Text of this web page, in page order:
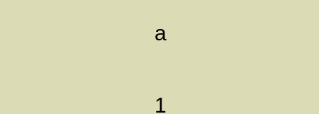
а
1